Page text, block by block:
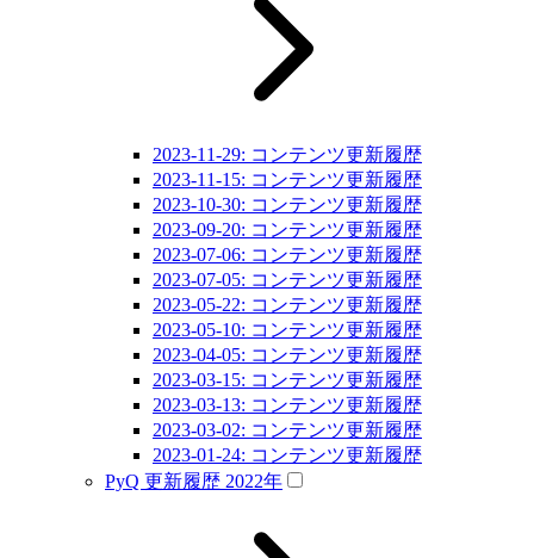
2023-11-29: コンテンツ更新履歴
2023-11-15: コンテンツ更新履歴
2023-10-30: コンテンツ更新履歴
2023-09-20: コンテンツ更新履歴
2023-07-06: コンテンツ更新履歴
2023-07-05: コンテンツ更新履歴
2023-05-22: コンテンツ更新履歴
2023-05-10: コンテンツ更新履歴
2023-04-05: コンテンツ更新履歴
2023-03-15: コンテンツ更新履歴
2023-03-13: コンテンツ更新履歴
2023-03-02: コンテンツ更新履歴
2023-01-24: コンテンツ更新履歴
PyQ 更新履歴 2022年